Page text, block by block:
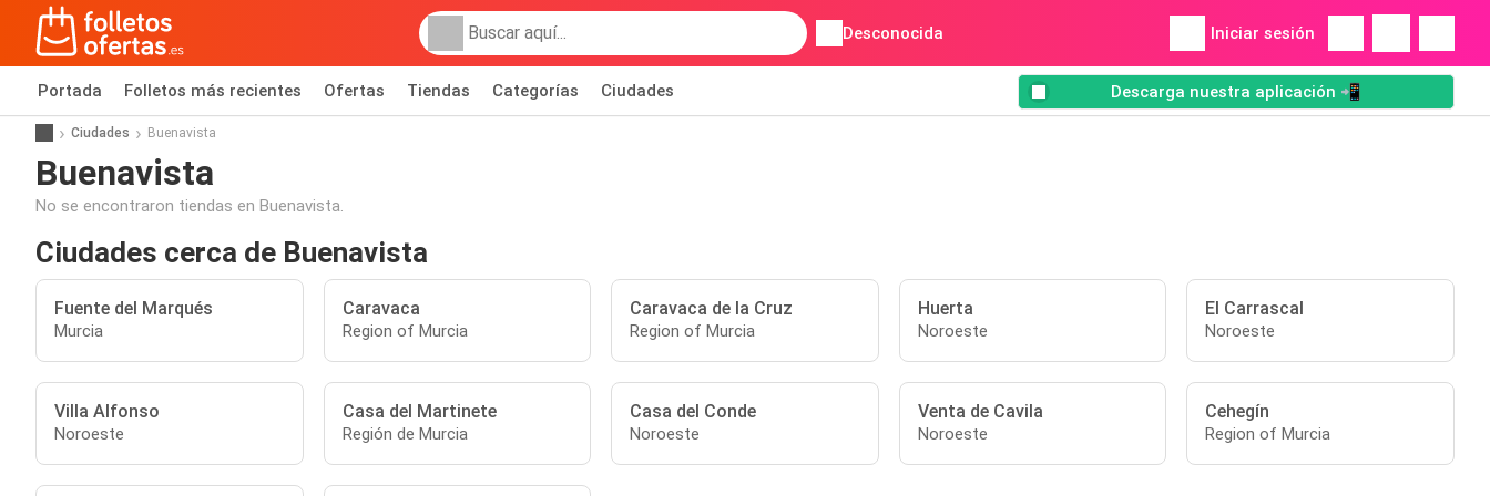
Desconocida Iniciar sesión
Portada Folletos más recientes Ofertas Tiendas Categorías Ciudades Descarga nuestra aplicación 📲
Ciudades Buenavista
Buenavista
No se encontraron tiendas en Buenavista.
Ciudades cerca de Buenavista
Fuente del Marqués
Murcia
Caravaca
Region of Murcia
Caravaca de la Cruz
Region of Murcia
Huerta
Noroeste
El Carrascal
Noroeste
Villa Alfonso
Noroeste
Casa del Martinete
Región de Murcia
Casa del Conde
Noroeste
Venta de Cavila
Noroeste
Cehegín
Region of Murcia